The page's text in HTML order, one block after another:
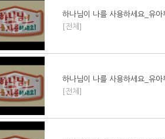
하나님이 나를 사용하세요_유
[전체]
하나님이 나를 사용하세요_유
[전체]